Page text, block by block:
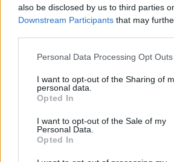
also be disclosed by us to third parties
Downstream Participants that may
Personal Data Processing Opt Outs
I want to opt-out of the Sharing of
personal data.
Opted In
I want to opt-out of the Sale of my
Personal Data.
Opted In
Esim for Global | Esim for Europe